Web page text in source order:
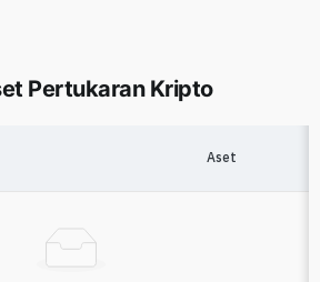
Pertukaran Kripto
Aset